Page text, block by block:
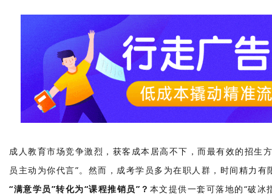
成人教育市场竞争激烈，获客成本居高不下，而最有效的招
员主动为你代言”。然而，成考学员多为在职人群，时间精力
“满意学员”转化为“课程推销员”？ 本文提供一套可落地的“破冰